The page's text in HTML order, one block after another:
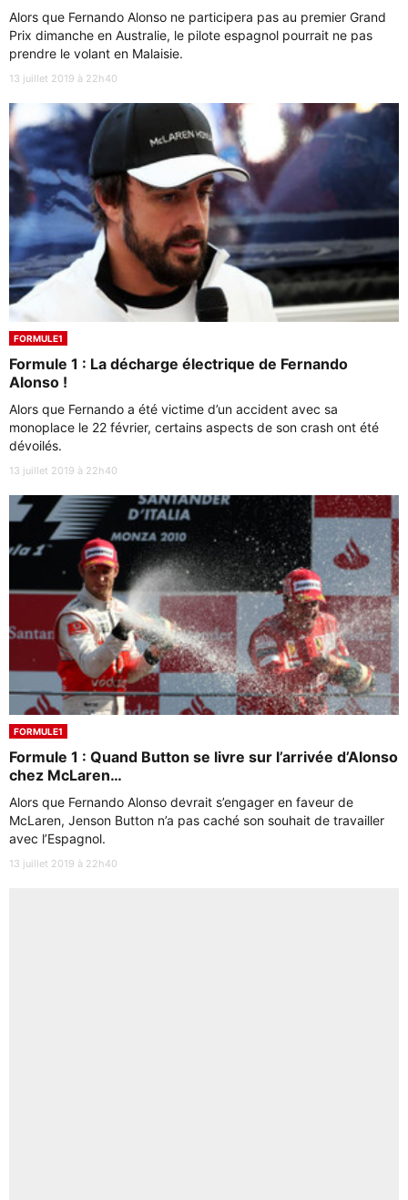
Alors que Fernando Alonso ne participera pas au premier Grand
Prix dimanche en Australie, le pilote espagnol pourrait ne pas
prendre le volant en Malaisie.
13 juillet 2019 à 22h40
FORMULE1
Formule 1 : La décharge électrique de Fernando
Alonso !
Alors que Fernando a été victime d’un accident avec sa
monoplace le 22 février, certains aspects de son crash ont été
dévoilés.
13 juillet 2019 à 22h40
FORMULE1
Formule 1 : Quand Button se livre sur l’arrivée d’Alonso
chez McLaren…
Alors que Fernando Alonso devrait s’engager en faveur de
McLaren, Jenson Button n’a pas caché son souhait de travailler
avec l’Espagnol.
13 juillet 2019 à 22h40